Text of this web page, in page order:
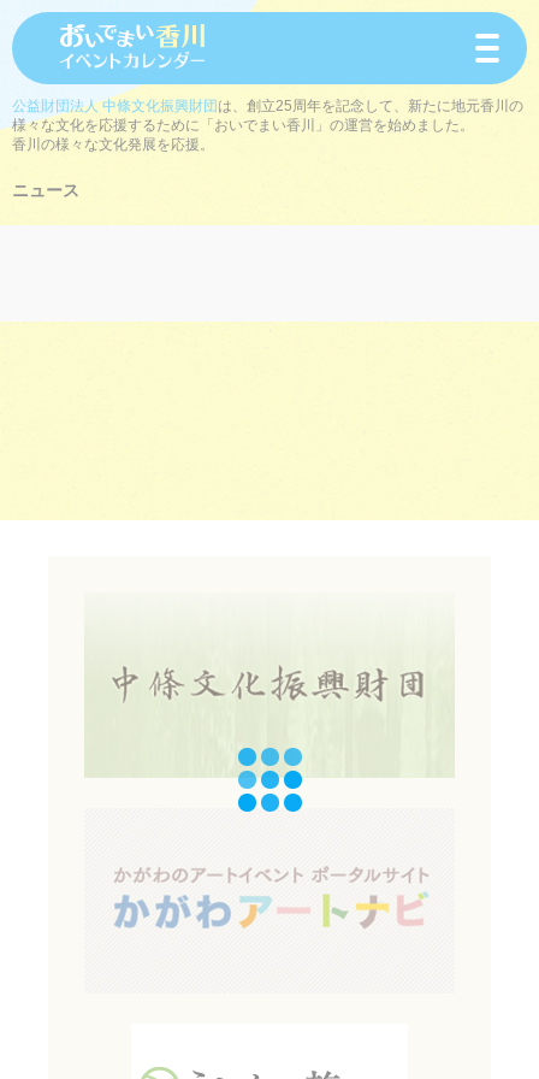
toggle
公益財団法人 中條文化振興財団 は、創立25周年を記念して、新たに地元香川の
様々な文化を応援するために「おいでまい香川」の運営を始めました。
香川の様々な文化発展を応援。
ニュース